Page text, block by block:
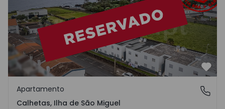
Calhetas, Ilha de São Miguel
Apartamento
Calhetas, Ilha de São Miguel